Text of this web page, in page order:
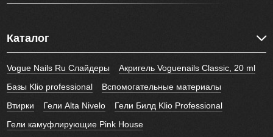
Каталог
Vogue Nails Ru Слайдеры
Акригель Voguenails Classic, 20 ml
Базы Klio professional
Вспомогательные материалы
Втирки
Гели Alta Nivelo
Гели Билд Klio Professional
Гели камуфлирующие Pink House